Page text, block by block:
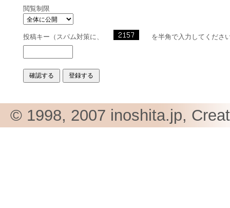
閲覧制限
投稿キー（スパム対策に、 を半角で入力してくださ
© 1998, 2007 inoshita.jp,